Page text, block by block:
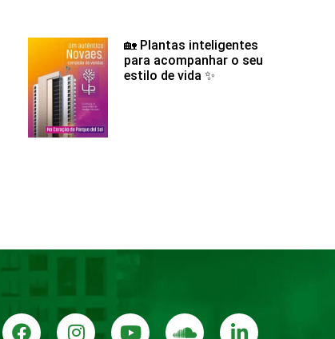
🏡 Plantas inteligentes
para acompanhar o seu
estilo de vida ✨